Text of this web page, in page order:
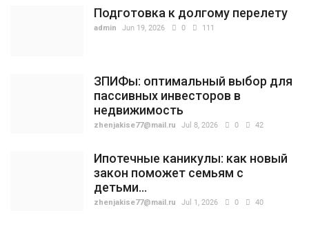
Подготовка к долгому перелету
admin Jun 19, 2026 0 111
ЗПИФы: оптимальный выбор для
пассивных инвесторов в
недвижимость
zhenjakise77@mail.ru Jul 8, 2026 0 42
Ипотечные каникулы: как новый
закон поможет семьям с
детьми...
zhenjakise77@mail.ru Jul 1, 2026 0 40